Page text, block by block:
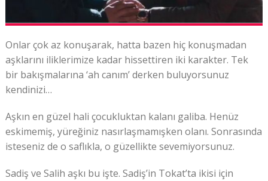
Onlar çok az konuşarak, hatta bazen hiç konuşmadan
aşklarını iliklerimize kadar hissettiren iki karakter. Tek
bir bakışmalarına ‘ah canım’ derken buluyorsunuz
kendinizi…
Aşkın en güzel hali çocukluktan kalanı galiba. Henüz
eskimemiş, yüreğiniz nasırlaşmamışken olanı. Sonrasında
isteseniz de o saflıkla, o güzellikte sevemiyorsunuz.
Sadiş ve Salih aşkı bu işte. Sadiş’in Tokat’ta ikisi için